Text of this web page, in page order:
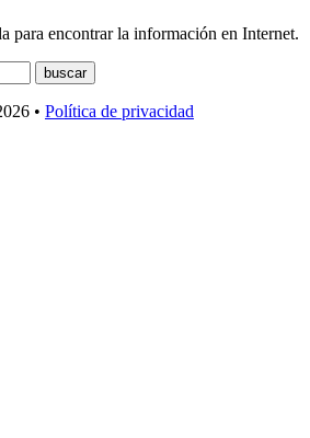
para encontrar la información en Internet.
• Política de privacidad